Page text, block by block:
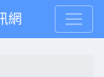
網